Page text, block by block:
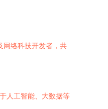
网络科技开发者，共
人工智能、大数据等